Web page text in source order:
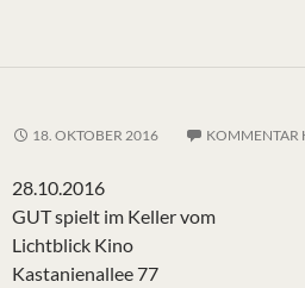
18. OKTOBER 2016 KOMMENTAR
28.10.2016
GUT spielt im Keller vom
Lichtblick Kino
Kastanienallee 77